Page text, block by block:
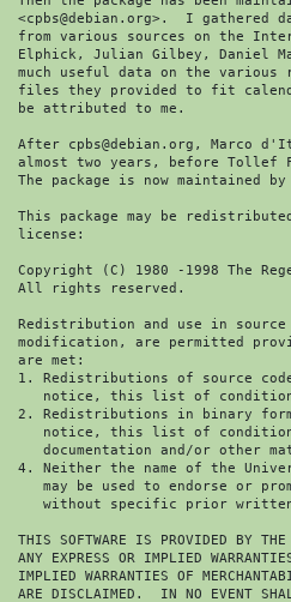
<cpbs@debian.org>.  I gathered
from various sources on the
Elphick, Julian Gilbey, Daniel
much useful data on the
files they provided to fit
be attributed to me.
After cpbs@debian.org, Marco
almost two years, before Tollef
The package is now maintained by
This package may be
license:
Copyright (C) 1980 -1998 The
All rights reserved.
Redistribution and use in
modification, are permitted
are met:
1. Redistributions of source
notice, this list of
2. Redistributions in binary
notice, this list of
documentation and/or other
4. Neither the name of the
may be used to endorse or
without specific prior
THIS SOFTWARE IS PROVIDED BY
ANY EXPRESS OR IMPLIED
IMPLIED WARRANTIES OF
ARE DISCLAIMED.  IN NO EVENT